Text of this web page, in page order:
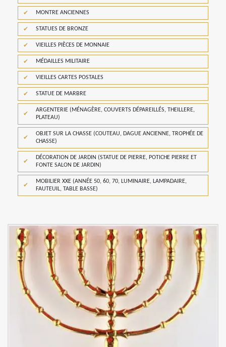
MONTRE ANCIENNES
STATUES DE BRONZE
VIEILLES PIÈCES DE MONNAIE
MÉDAILLES MILITAIRE
VIEILLES CARTES POSTALES
STATUE DE MARBRE
ARGENTERIE (MÉNAGÈRE, COUVERTS DÉPAREILLÉS, THEILLERE,
PLATEAU)
OBJET SUR LA CHASSE (COUTEAU, DAGUE ANCIENNE, TROPHÉE DE
CHASSE)
DÉCORATION DE JARDIN (STATUE DE PIERRE, POTICHE PIERRE ET
FONTE SALON DE JARDIN)
MOBILIER XXE (ANNÉE 50, 60, 70, LUMINAIRE, LAMPADAIRE,
FAUTEUIL, TABLE BASSE)